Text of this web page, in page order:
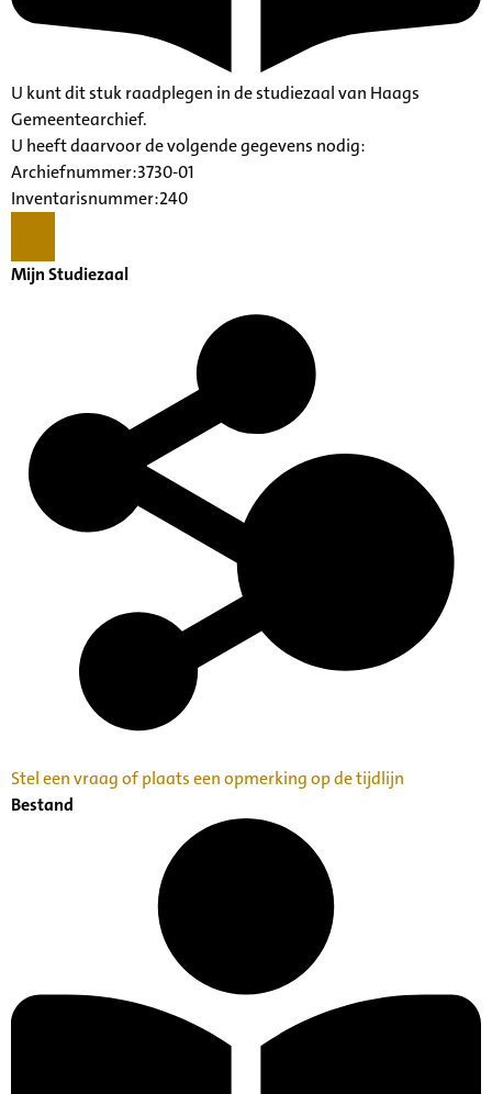
U kunt dit stuk raadplegen in de studiezaal van Haags
Gemeentearchief.
U heeft daarvoor de volgende gegevens nodig:
Archiefnummer:3730-01
Inventarisnummer:240
Mijn Studiezaal
Stel een vraag of plaats een opmerking op de tijdlijn
Bestand